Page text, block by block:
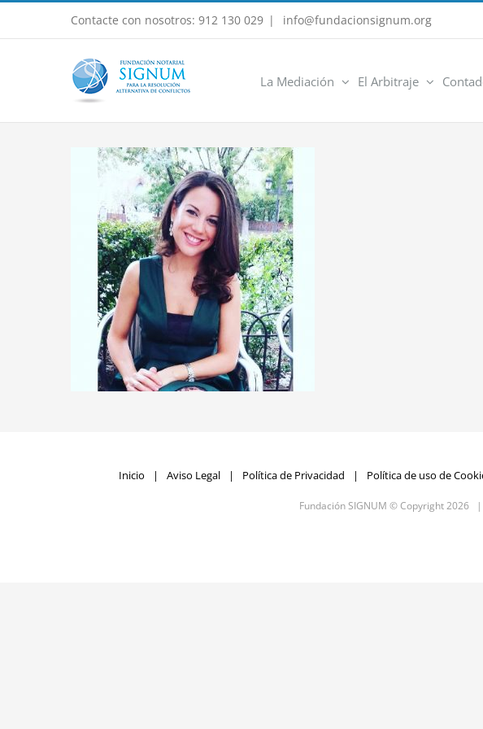
Saltar
contenido
Contacte con nosotros: 912 130 029 | info@fundacionsignum.org
La Mediación El Arbitraje
Inicio Aviso Legal Política de Privacidad Política de uso de
Fundación SIGNUM © Copyright2026 |